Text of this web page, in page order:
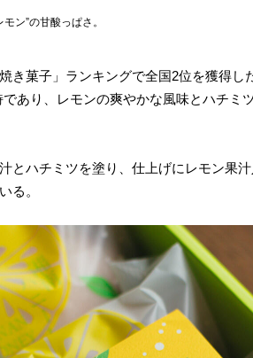
ン”の甘酸っぱさ。
き菓子」ランキングで全国2位を獲得
あり、レモンの爽やかな風味とハチ
とハチミツを塗り、仕上げにレモン果
る。